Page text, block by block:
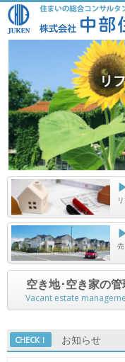
空き地･空き家の管
Vacant estate
CHECK！ お知らせ